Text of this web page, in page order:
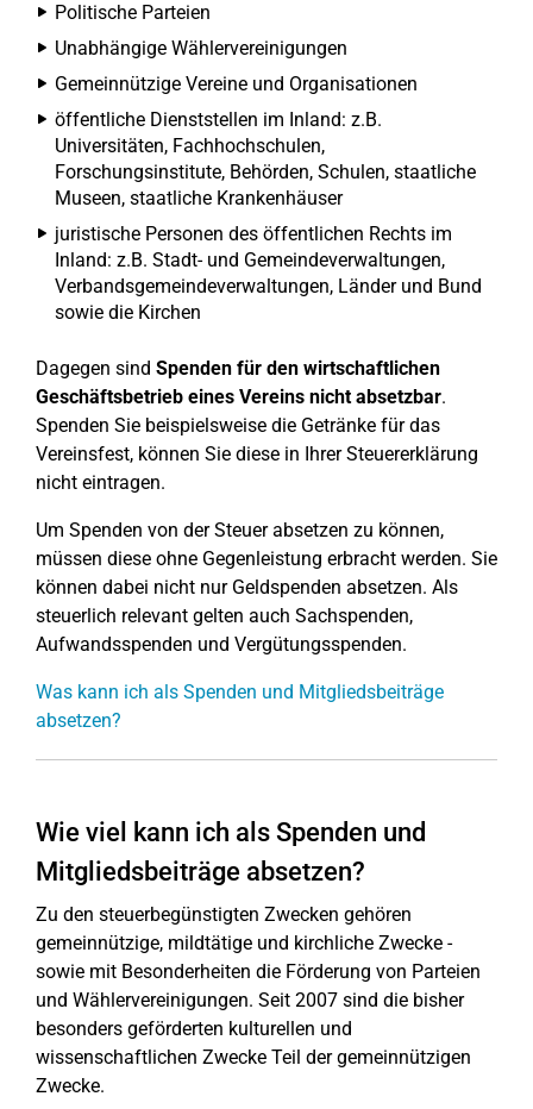
Politische Parteien
Unabhängige Wählervereinigungen
Gemeinnützige Vereine und Organisationen
öffentliche Dienststellen im Inland: z.B.
Universitäten, Fachhochschulen,
Forschungsinstitute, Behörden, Schulen, staatliche
Museen, staatliche Krankenhäuser
juristische Personen des öffentlichen Rechts im
Inland: z.B. Stadt- und Gemeindeverwaltungen,
Verbandsgemeindeverwaltungen, Länder und Bund
sowie die Kirchen
Dagegen sind Spenden für den wirtschaftlichen
Geschäftsbetrieb eines Vereins nicht absetzbar.
Spenden Sie beispielsweise die Getränke für das
Vereinsfest, können Sie diese in Ihrer Steuererklärung
nicht eintragen.
Um Spenden von der Steuer absetzen zu können,
müssen diese ohne Gegenleistung erbracht werden. Sie
können dabei nicht nur Geldspenden absetzen. Als
steuerlich relevant gelten auch Sachspenden,
Aufwandsspenden und Vergütungsspenden.
Was kann ich als Spenden und Mitgliedsbeiträge
absetzen?
Wie viel kann ich als Spenden und
Mitgliedsbeiträge absetzen?
Zu den steuerbegünstigten Zwecken gehören
gemeinnützige, mildtätige und kirchliche Zwecke -
sowie mit Besonderheiten die Förderung von Parteien
und Wählervereinigungen. Seit 2007 sind die bisher
besonders geförderten kulturellen und
wissenschaftlichen Zwecke Teil der gemeinnützigen
Zwecke.